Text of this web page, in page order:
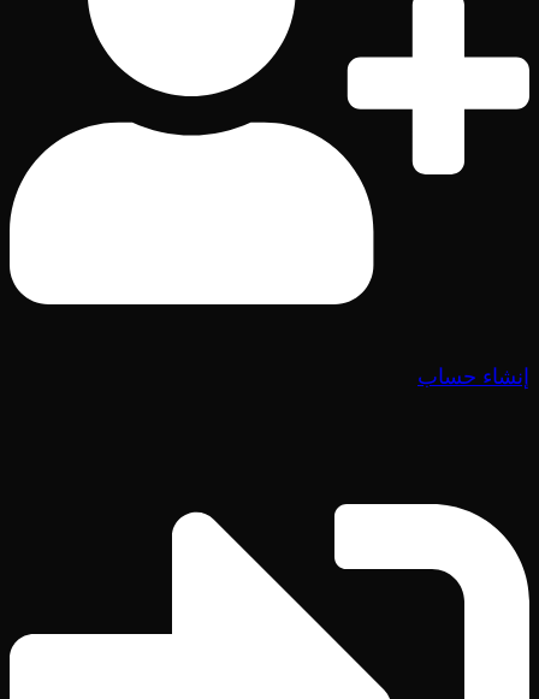
إنشاء حساب